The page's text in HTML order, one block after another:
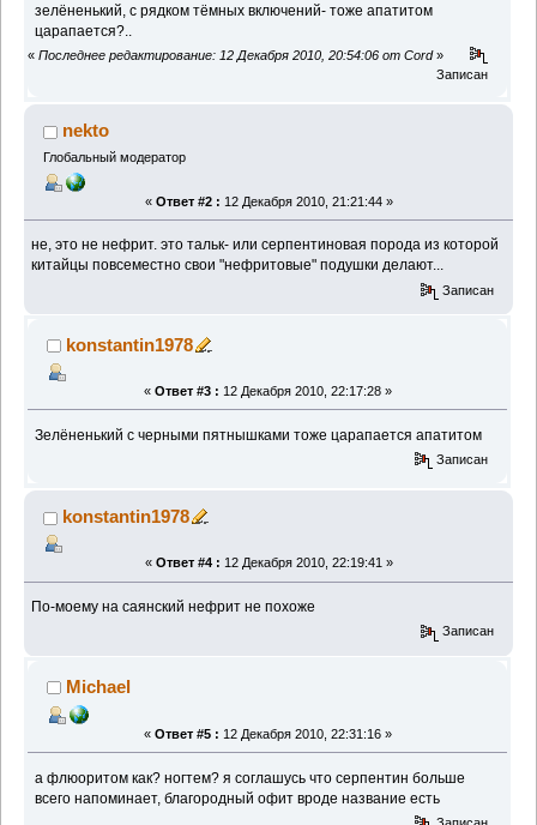
зелёненький, с рядком тёмных включений- тоже апатитом
царапается?..
« Последнее редактирование: 12 Декабря 2010, 20:54:06 от Cord»
Записан
nekto
Глобальный модератор
« Ответ #2 : 12 Декабря 2010, 21:21:44 »
не, это не нефрит. это тальк- или серпентиновая порода из которой
китайцы повсеместно свои "нефритовые" подушки делают...
Записан
konstantin1978
« Ответ #3 : 12 Декабря 2010, 22:17:28 »
Зелёненький с черными пятнышками тоже царапается апатитом
Записан
konstantin1978
« Ответ #4 : 12 Декабря 2010, 22:19:41 »
По-моему на саянский нефрит не похоже
Записан
Michael
« Ответ #5 : 12 Декабря 2010, 22:31:16 »
а флюоритом как? ногтем? я соглашусь что серпентин больше
всего напоминает, благородный офит вроде название есть